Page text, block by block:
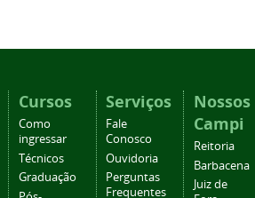
Cursos
Como
ingressar
Técnicos
Graduação
Serviços
Fale
Conosco
Ouvidoria
Perguntas
Frequentes
Nossos
Campi
Reitoria
Barbacena
Juiz de